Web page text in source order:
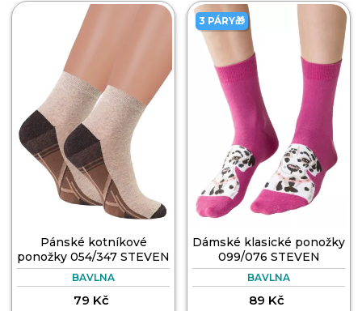
Pánské kotníkové
ponožky 054/347 STEVEN
BAVLNA
79 Kč
3 PÁRY🎁
Dámské klasické ponožky
099/076 STEVEN
BAVLNA
89 Kč